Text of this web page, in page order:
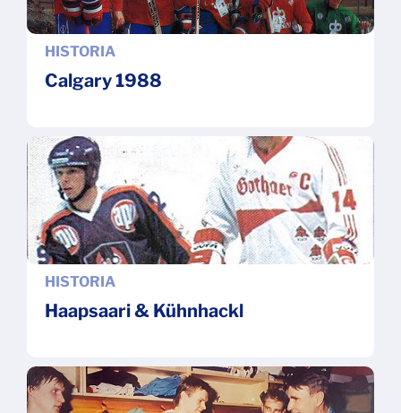
Calgary 1988
HISTORIA
Haapsaari & Kühnhackl
HISTORIA